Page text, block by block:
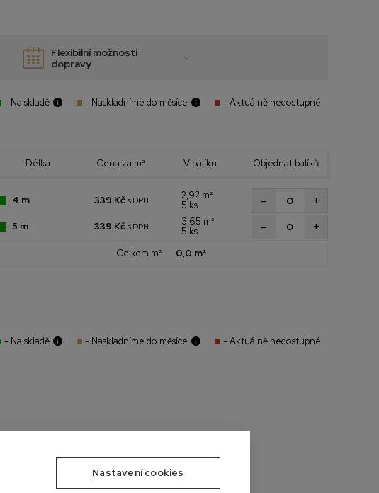
Flexibilní možnosti
dopravy
- Na skladě - Naskladníme do měsíce - Aktuálně nedostupné
Délka Cena za m² V balíku Objednat balíků
4 m 339 Kč s DPH
2,92 m²
5 ks
+
-
5 m 339 Kč s DPH
3,65 m²
5 ks
+
-
Celkem m² 0,0 m²
- Na skladě - Naskladníme do měsíce - Aktuálně nedostupné
Nastavení cookies